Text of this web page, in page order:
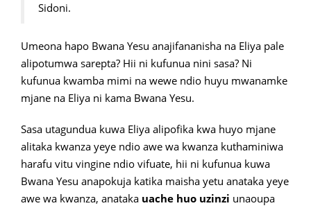
Sidoni.
Umeona hapo Bwana Yesu anajifananisha na Eliya pale
alipotumwa sarepta? Hii ni kufunua nini sasa? Ni
kufunua kwamba mimi na wewe ndio huyu mwanamke
mjane na Eliya ni kama Bwana Yesu.
Sasa utagundua kuwa Eliya alipofika kwa huyo mjane
alitaka kwanza yeye ndio awe wa kwanza kuthaminiwa
harafu vitu vingine ndio vifuate, hii ni kufunua kuwa
Bwana Yesu anapokuja katika maisha yetu anataka yeye
awe wa kwanza, anataka uache huo uzinzi unaoupa